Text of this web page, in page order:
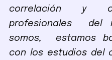
correlación y
profesionales del
somos, estamos
con los estudios del